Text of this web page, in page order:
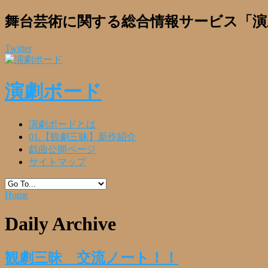
舞台芸術に関する総合情報サービス「演
Twitter
演劇ボード
演劇ボードとは
01.【観劇三昧】新作紹介
戯曲公開ページ
サイトマップ
Home
Daily Archive
観劇三昧 交流ノート！！